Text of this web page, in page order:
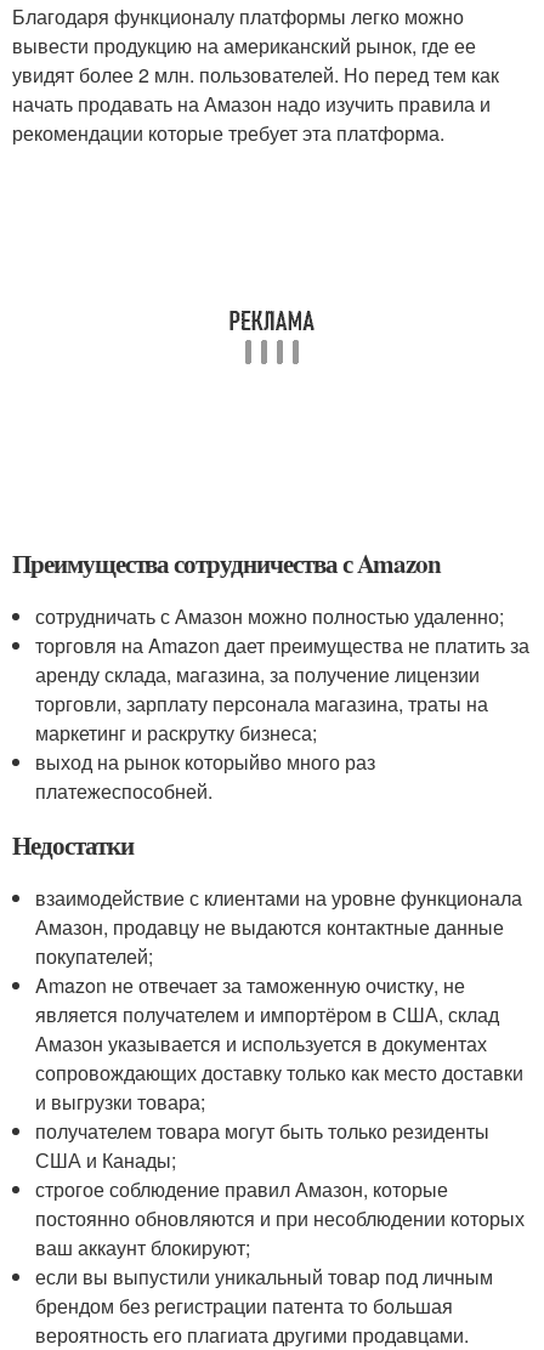
Благодаря функционалу платформы легко можно
вывести продукцию на американский рынок, где ее
увидят более 2 млн. пользователей. Но перед тем как
начать продавать на Амазон надо изучить правила и
рекомендации которые требует эта платформа.
Преимущества сотрудничества с Amazon
сотрудничать с Амазон можно полностью удаленно;
торговля на Amazon дает преимущества не платить за
аренду склада, магазина, за получение лицензии
торговли, зарплату персонала магазина, траты на
маркетинг и раскрутку бизнеса;
выход на рынок которыйво много раз
платежеспособней.
Недостатки
взаимодействие с клиентами на уровне функционала
Амазон, продавцу не выдаются контактные данные
покупателей;
Amazon не отвечает за таможенную очистку, не
является получателем и импортёром в США, склад
Амазон указывается и используется в документах
сопровождающих доставку только как место доставки
и выгрузки товара;
получателем товара могут быть только резиденты
США и Канады;
строгое соблюдение правил Амазон, которые
постоянно обновляются и при несоблюдении которых
ваш аккаунт блокируют;
если вы выпустили уникальный товар под личным
брендом без регистрации патента то большая
вероятность его плагиата другими продавцами.